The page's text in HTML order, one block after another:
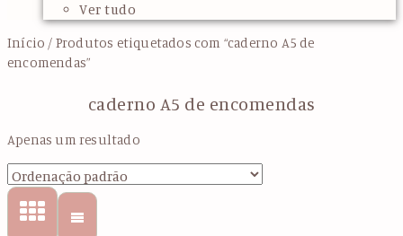
Ver tudo
Início / Produtos etiquetados com “caderno A5 de
encomendas”
caderno A5 de encomendas
Apenas um resultado